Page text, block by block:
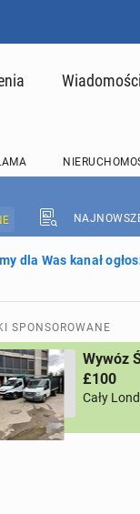
Wiadomości
dla Was kanał
SPONSOROWANE
Wywóz
£100
Cały